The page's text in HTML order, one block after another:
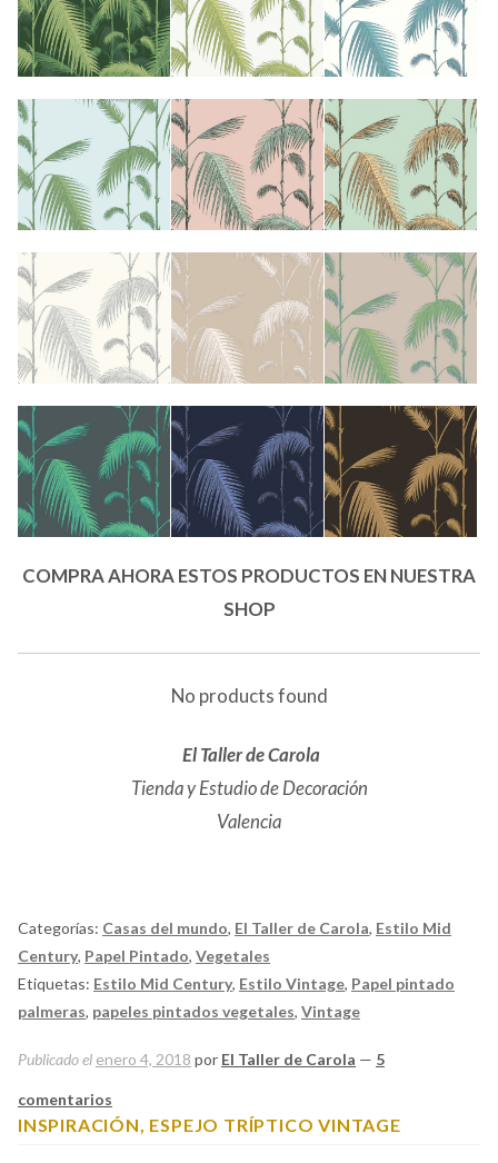
COMPRA AHORA ESTOS PRODUCTOS EN NUESTRA
SHOP
No products found
El Taller de Carola
Tienda y Estudio de Decoración
Valencia
Categorías: Casas del mundo, El Taller de Carola, Estilo Mid
Century, Papel Pintado, Vegetales
Etiquetas: Estilo Mid Century, Estilo Vintage, Papel pintado
palmeras, papeles pintados vegetales, Vintage
Publicado el enero 4, 2018 por El Taller de Carola — 5
comentarios
INSPIRACIÓN, ESPEJO TRÍPTICO VINTAGE